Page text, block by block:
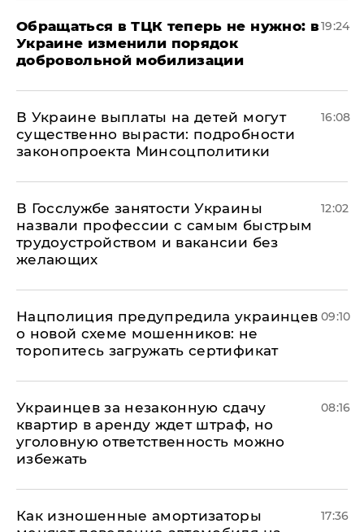
Обращаться в ТЦК теперь не нужно: в
Украине изменили порядок
добровольной мобилизации
19:24
В Украине выплаты на детей могут
существенно вырасти: подробности
законопроекта Минсоцполитики
16:08
В Госслужбе занятости Украины
назвали профессии с самым быстрым
трудоустройством и вакансии без
желающих
12:02
Нацполиция предупредила украинцев
о новой схеме мошенников: не
торопитесь загружать сертификат
09:10
Украинцев за незаконную сдачу
квартир в аренду ждет штраф, но
уголовную ответственность можно
избежать
08:16
Как изношенные амортизаторы
17:36